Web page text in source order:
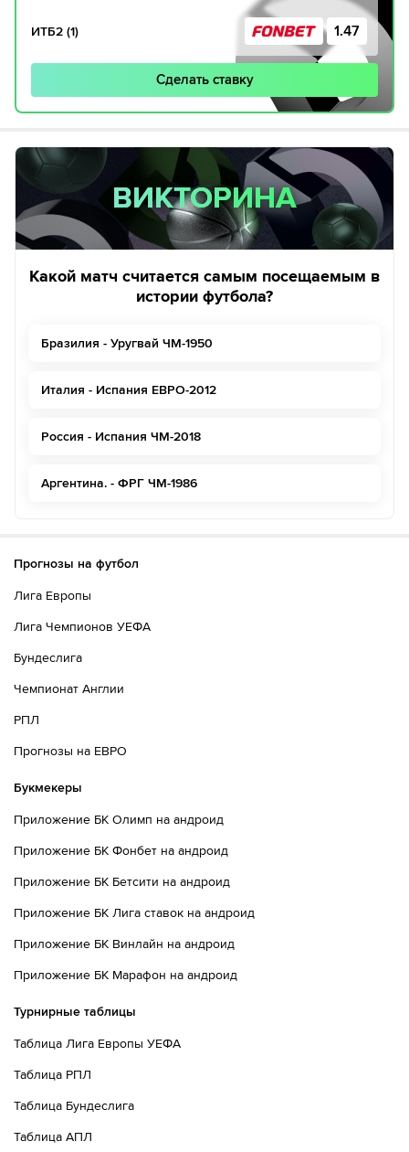
ИТБ2 (1) 1.47
Сделать ставку
ВИКТОРИНА
ВИКТОРИНА
Какой матч считается самым посещаемым в
истории футбола?
Бразилия - Уругвай ЧМ-1950
Италия - Испания ЕВРО-2012
Россия - Испания ЧМ-2018
Аргентина. - ФРГ ЧМ-1986
Прогнозы на футбол
Лига Европы
Лига Чемпионов УЕФА
Бундеслига
Чемпионат Англии
РПЛ
Прогнозы на ЕВРО
Букмекеры
Приложение БК Олимп на андроид
Приложение БК Фонбет на андроид
Приложение БК Бетсити на андроид
Приложение БК Лига ставок на андроид
Приложение БК Винлайн на андроид
Приложение БК Марафон на андроид
Турнирные таблицы
Таблица Лига Европы УЕФА
Таблица РПЛ
Таблица Бундеслига
Таблица АПЛ